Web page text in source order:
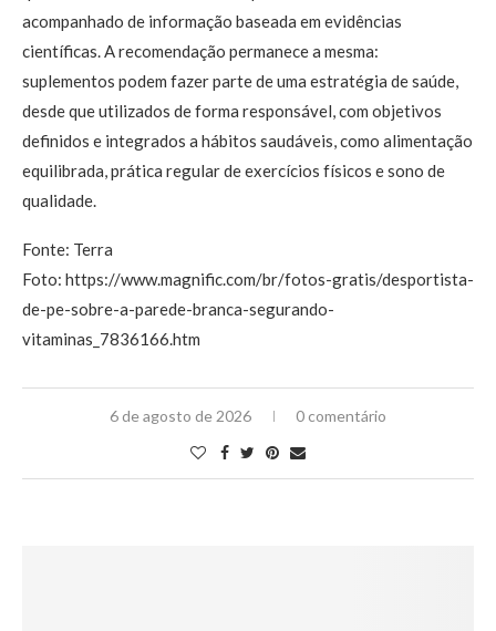
acompanhado de informação baseada em evidências
científicas. A recomendação permanece a mesma:
suplementos podem fazer parte de uma estratégia de saúde,
desde que utilizados de forma responsável, com objetivos
definidos e integrados a hábitos saudáveis, como alimentação
equilibrada, prática regular de exercícios físicos e sono de
qualidade.
Fonte: Terra
Foto: https://www.magnific.com/br/fotos-gratis/desportista-
de-pe-sobre-a-parede-branca-segurando-
vitaminas_7836166.htm
6 de agosto de 2026 0 comentário